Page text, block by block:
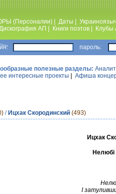
(Персоналии) Даты
АП Книги поэтов Клубы
пароль:
полезные разделы:
интересные проекты Афиша
/ Ицхак Скородинский (493)
Ицхак
Нелюбі
І